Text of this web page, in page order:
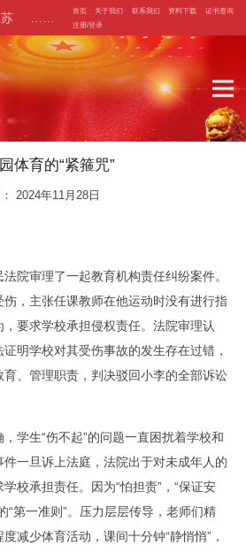
首页 关于我们 联系我们 资料下载
证书查询
注册/登录
体育的“紧箍咒”
：2024年11月28日
院审理了一起教育机构责任纠纷案件。
，主张任课教师在他运动时没有进行指
要求学校承担侵权责任。法院审理认
明学校对其受伤事故的发生存在过错，
、管理职责，判决驳回小李的全部诉讼
学生“伤不起”的问题一直困扰着学校和
一旦诉上法庭，法院出于对未成年人的
校承担责任。因为“怕担责”，“保证安
“第一准则”。压力层层传导，老师们精
减少体育活动，课间十分钟“静悄悄”，